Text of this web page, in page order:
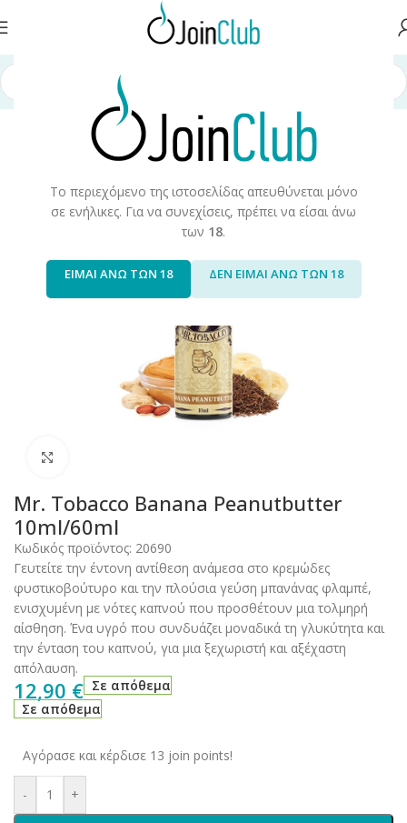
Το περιεχόμενο της ιστοσελίδας απευθύνεται μόνο
σε ενήλικες. Για να συνεχίσεις, πρέπει να είσαι άνω
των 18.
ΕΙΜΑΙ ΑΝΩ ΤΩΝ 18 ΔΕΝ ΕΙΜΑΙ ΑΝΩ ΤΩΝ 18
Long Fills
Mr. Tobacco Banana Peanutbutter
10ml/60ml
Κωδικός προϊόντος: 20690
Γευτείτε την έντονη αντίθεση ανάμεσα στο κρεμώδες
φυστικοβούτυρο και την πλούσια γεύση μπανάνας φλαμπέ,
ενισχυμένη με νότες καπνού που προσθέτουν μια τολμηρή
αίσθηση. Ένα υγρό που συνδυάζει μοναδικά τη γλυκύτητα και
την ένταση του καπνού, για μια ξεχωριστή και αξέχαστη
απόλαυση.
12,90 € Σε απόθεμα
Σε απόθεμα
Αγόρασε και κέρδισε 13 join points!
- +